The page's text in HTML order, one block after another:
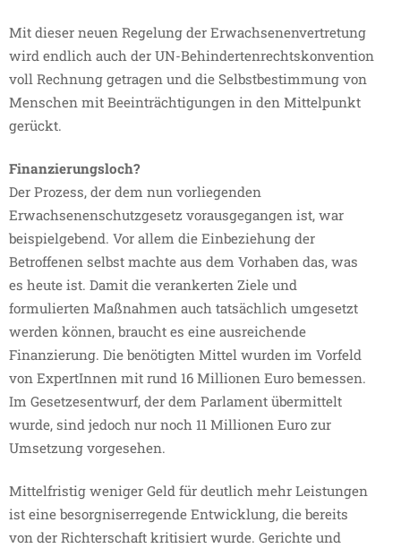
Mit dieser neuen Regelung der Erwachsenenvertretung
wird endlich auch der UN-Behindertenrechtskonvention
voll Rechnung getragen und die Selbstbestimmung von
Menschen mit Beeinträchtigungen in den Mittelpunkt
gerückt.
Finanzierungsloch?
Der Prozess, der dem nun vorliegenden
Erwachsenenschutzgesetz vorausgegangen ist, war
beispielgebend. Vor allem die Einbeziehung der
Betroffenen selbst machte aus dem Vorhaben das, was
es heute ist. Damit die verankerten Ziele und
formulierten Maßnahmen auch tatsächlich umgesetzt
werden können, braucht es eine ausreichende
Finanzierung. Die benötigten Mittel wurden im Vorfeld
von ExpertInnen mit rund 16 Millionen Euro bemessen.
Im Gesetzesentwurf, der dem Parlament übermittelt
wurde, sind jedoch nur noch 11 Millionen Euro zur
Umsetzung vorgesehen.
Mittelfristig weniger Geld für deutlich mehr Leistungen
ist eine besorgniserregende Entwicklung, die bereits
von der Richterschaft kritisiert wurde. Gerichte und